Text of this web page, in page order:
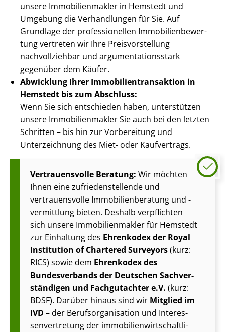
unsere Im­mo­bi­li­en­mak­ler in Hemstedt und
Umgebung die Verhandlungen für Sie. Auf
Grundlage der professionellen Im­mo­bi­li­en­be­wer­
tung vertreten wir Ihre Preis­vor­stel­lung
nachvollziehbar und ar­gu­men­ta­ti­ons­stark
gegenüber dem Käufer.
Abwicklung Ihrer Im­mo­bi­li­en­trans­ak­ti­on in
Hemstedt bis zum Abschluss:
Wenn Sie sich entschieden haben, unterstützen
unsere Im­mo­bi­li­en­mak­ler Sie auch bei den letzten
Schritten – bis hin zur Vorbereitung und
Unterzeichnung des Miet- oder Kaufvertrags.
Vertrauensvolle Beratung: Wir möchten
Ihnen eine zu­frie­den­stel­len­de und
vertrauensvolle Im­mo­bi­li­en­be­ra­tung und -
vermittlung bieten. Deshalb verpflichten
sich unsere Im­mo­bi­li­en­mak­ler für Hemstedt
zur Einhaltung des Ehrenkodex der Royal
Institution of Chartered Surveyors(kurz:
RICS) sowie dem Ehrenkodex des
Bundesverbands der Deutschen Sach­ver­
stän­di­gen und Fachgutachter e.V. (kurz:
BDSF). Darüber hinaus sind wir Mitglied im
IVD – der Be­rufs­or­ga­ni­sa­ti­on und In­ter­es­
sen­ver­tre­tung der im­mo­bi­li­en­wirt­schaft­li­